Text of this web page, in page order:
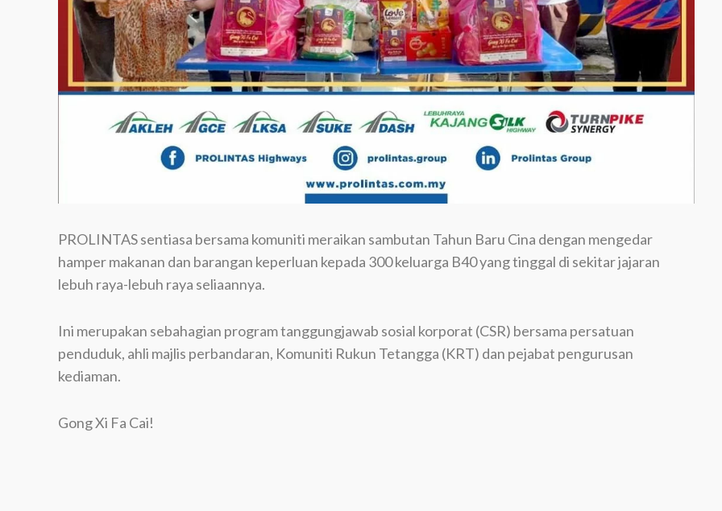
PROLINTAS sentiasa bersama komuniti meraikan sambutan Tahun Baru Cina dengan mengedar
hamper makanan dan barangan keperluan kepada 300 keluarga B40 yang tinggal di sekitar jajaran
lebuh raya-lebuh raya seliaannya.
Ini merupakan sebahagian program tanggungjawab sosial korporat (CSR) bersama persatuan
penduduk, ahli majlis perbandaran, Komuniti Rukun Tetangga (KRT) dan pejabat pengurusan
kediaman.
Gong Xi Fa Cai!